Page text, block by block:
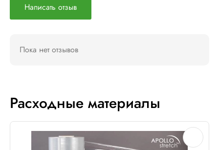
Написать отзыв
Пока нет отзывов
Расходные материалы